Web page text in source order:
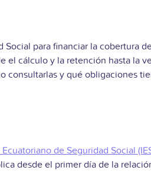
para financiar la cobertura
el cálculo y la retención hasta la
consultarlas y qué obligaciones
de Seguridad Social
desde el primer día de la